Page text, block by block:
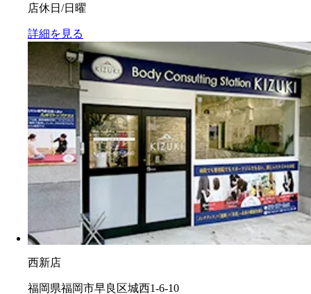
店休日/日曜
詳細を見る
西新店
福岡県福岡市早良区城西1-6-10